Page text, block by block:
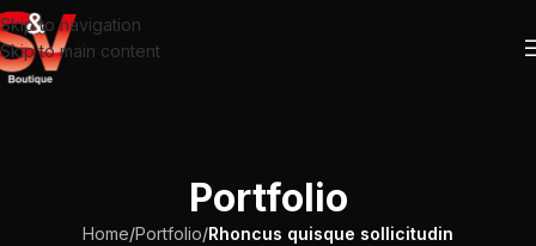
Skip to navigation
Skip to main content
Portfolio
Home/Portfolio/Rhoncus quisque sollicitudin